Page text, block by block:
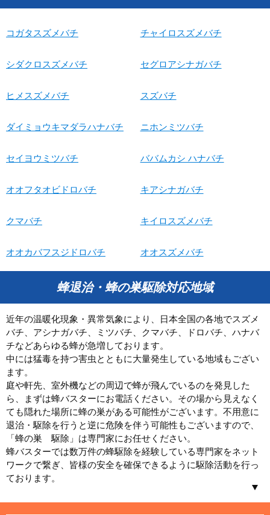
コガタスズメバチ チャイロスズメバチ
シダクロスズメバチ セグロアシナガバチ
ヒメスズメバチ スズバチ
ダイミョウキマダラハナバチ ニホンミツバチ
セイヨウミツバチ ババムカシ ハナバチ
オオフタオビドロバチ キアシナガバチ
クマバチ キイロスズメバチ
オオカバフスジドロバチ オオスズメバチ
蜂退治・蜂の巣駆除対応地域
近年の温暖化現象・異常気象により、日本全国の各地でスズメ
バチ、アシナガバチ、ミツバチ、クマバチ、ドロバチ、ハナバ
チなどあらゆる蜂が急増しております。
中には猛毒を持つ害虫とともに大量発生している地域もござい
ます。
庭や軒先、室外機などの周辺で蜂が飛んでいるのを発見した
ら、まずは蜂バスターにお電話ください。その場から見えなく
ても隠れた場所に蜂の巣がある可能性がございます。不用意に
退治・駆除を行うと逆に危険を伴う可能性もございますので、
「蜂の巣 駆除」は専門家にお任せください。
蜂バスターでは数万件の蜂駆除を経験している専門家をネット
ワークで繋ぎ、皆様の安全を確保できるように駆除活動を行っ
ております。